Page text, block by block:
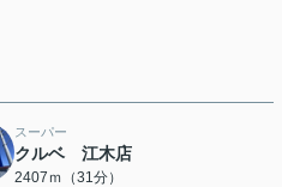
スーパー
クルベ 江木店
2407ｍ（31分）